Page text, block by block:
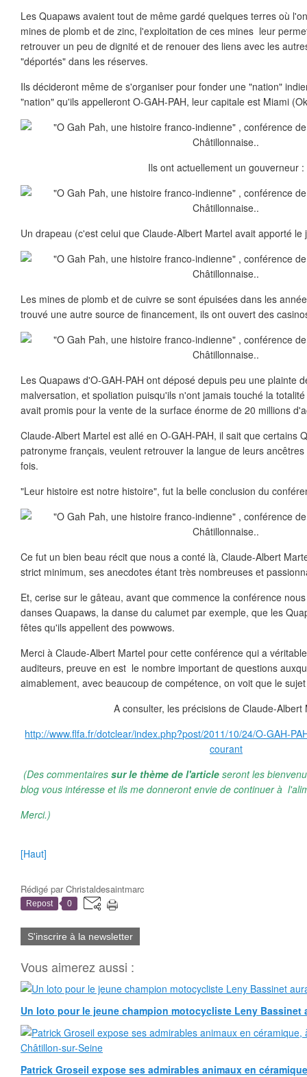
Les Quapaws avaient tout de même gardé quelques terres où
mines de plomb et de zinc, l'exploitation de ces mines leur
retrouver un peu de dignité et de renouer des liens avec les
"déportés" dans les réserves.
Ils décideront même de s'organiser pour fonder une "nation"
"nation" qu'ils appelleront O-GAH-PAH, leur capitale est Miami
Ils ont actuellement un gouverneur :
Un drapeau (c'est celui que Claude-Albert Martel avait apporté
Les mines de plomb et de cuivre se sont épuisées dans les
trouvé une autre source de financement, ils ont ouvert des
Les Quapaws d'O-GAH-PAH ont déposé depuis peu une plainte
malversation, et spoliation puisqu'ils n'ont jamais touché la
avait promis pour la vente de la surface énorme de 20 millions
Claude-Albert Martel est allé en O-GAH-PAH, il sait que certains
patronyme français, veulent retrouver la langue de leurs
fois.
"Leur histoire est notre histoire", fut la belle conclusion du
Ce fut un bien beau récit que nous a conté là, Claude-Albert
strict minimum, ses anecdotes étant très nombreuses et
Et, cerise sur le gâteau, avant que commence la conférence
danses Quapaws, la danse du calumet par exemple, que les
fêtes qu'ils appellent des powwows.
Merci à Claude-Albert Martel pour cette conférence qui a
auditeurs, preuve en est le nombre important de questions
aimablement, avec beaucoup de compétence, on voit que le
A consulter, les précisions de Claude-Albert
http://www.flfa.fr/dotclear/index.php?post/2011/10/24/O-GAH-
courant
(Des commentaires sur le thème de l'article seront les
blog vous intéresse et ils me donneront envie de continuer à
Merci.)
[Haut]
Rédigé parChristaldesaintmarc
Repost 0
S'inscrire à la newsletter
Vous aimerez aussi :
Un loto pour le jeune champion motocycliste Leny Bassinet
Patrick Groseil expose ses admirables animaux en